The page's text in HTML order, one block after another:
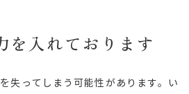
を入れております
失ってしまう可能性があります。い